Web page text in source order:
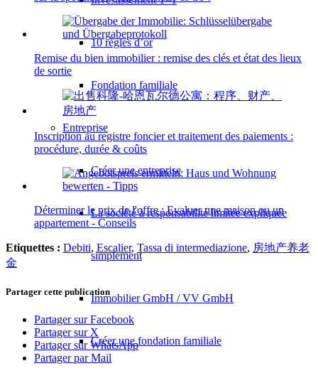
10 règles d’or
Fondation familiale
Entreprise
Créer une entreprise
La société à responsabilité limitée expliquée
simplement
Immobilier GmbH / VV GmbH
Créer une fondation familiale
Remise du bien immobilier : remise des clés et état des lieux
de sortie
Inscription au registre foncier et traitement des paiements :
procédure, durée & coûts
Déterminer le prix de l'offre : Evaluer une maison ou un
appartement - Conseils
Etiquettes : Debiti, Escalier, Tassa di intermediazione, 房地产养老
金
Partager cette publication
Partager sur Facebook
Partager sur X
Partager sur WhatsApp
Partager par Mail